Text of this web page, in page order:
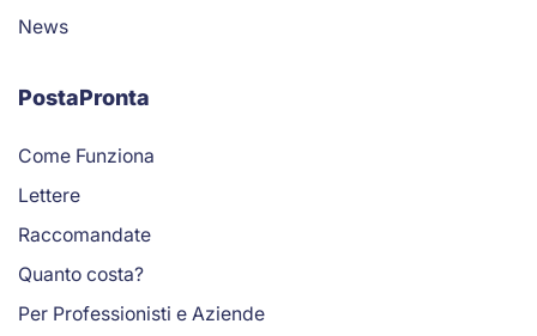
News
PostaPronta
Come Funziona
Lettere
Raccomandate
Quanto costa?
Per Professionisti e Aziende